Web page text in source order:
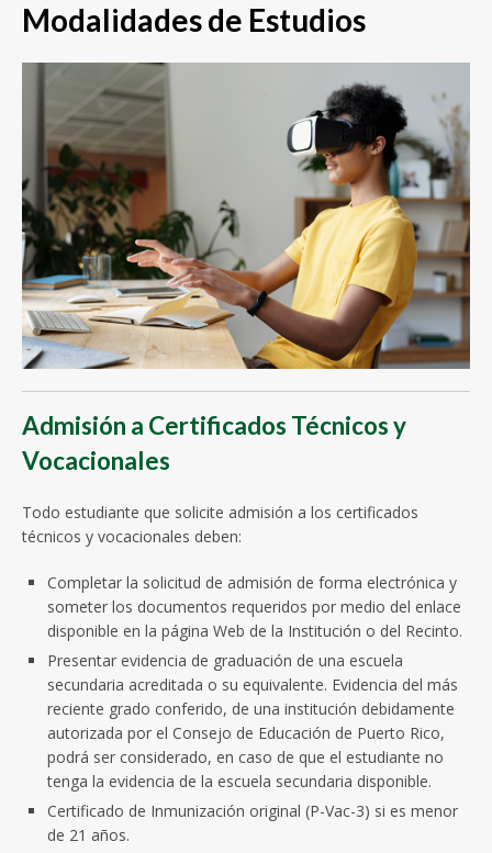
Modalidades de Estudios
Admisión a Certificados Técnicos y
Vocacionales
Todo estudiante que solicite admisión a los certificados
técnicos y vocacionales deben:
Completar la solicitud de admisión de forma electrónica y
someter los documentos requeridos por medio del enlace
disponible en la página Web de la Institución o del Recinto.
Presentar evidencia de graduación de una escuela
secundaria acreditada o su equivalente. Evidencia del más
reciente grado conferido, de una institución debidamente
autorizada por el Consejo de Educación de Puerto Rico,
podrá ser considerado, en caso de que el estudiante no
tenga la evidencia de la escuela secundaria disponible.
Certificado de Inmunización original (P-Vac-3) si es menor
de 21 años.